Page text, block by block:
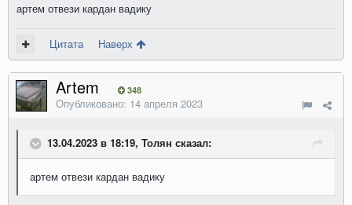
артем отвези кардан вадику
Цитата Наверх
Artem 348
Опубликовано: 14 апреля 2023
13.04.2023 в 18:19, Толян сказал:
артем отвези кардан вадику